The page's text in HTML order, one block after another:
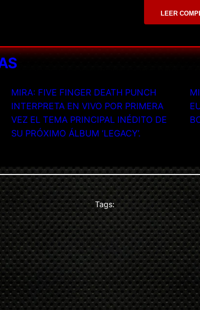
LEER
MIRA: FIVE FINGER DEATH PUNCH
INTERPRETA EN VIVO POR PRIMERA
VEZ EL TEMA PRINCIPAL INÉDITO DE
SU PRÓXIMO ÁLBUM ‘LEGACY’.
Tags: